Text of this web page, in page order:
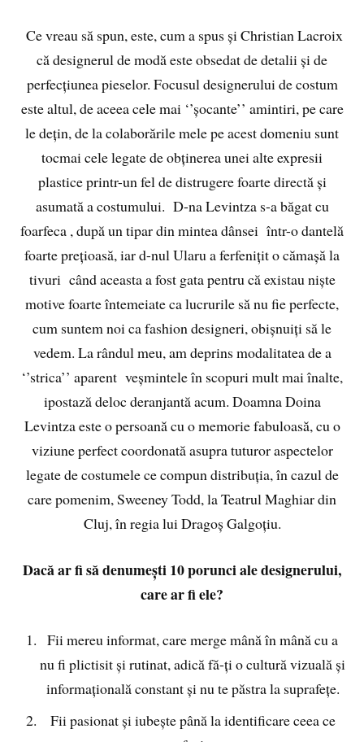
Ce vreau să spun, este, cum a spus și Christian Lacroix
că designerul de modă este obsedat de detalii și de
perfecțiunea pieselor. Focusul designerului de costum
este altul, de aceea cele mai ‘’șocante’’ amintiri, pe care
le dețin, de la colaborările mele pe acest domeniu sunt
tocmai cele legate de obținerea unei alte expresii
plastice printr-un fel de distrugere foarte directă și
asumată a costumului. D-na Levintza s-a băgat cu
foarfeca , după un tipar din mintea dânsei într-o dantelă
foarte prețioasă, iar d-nul Ularu a ferfenițit o cămașă la
tivuri când aceasta a fost gata pentru că existau niște
motive foarte întemeiate ca lucrurile să nu fie perfecte,
cum suntem noi ca fashion designeri, obișnuiți să le
vedem. La rândul meu, am deprins modalitatea de a
‘’strica’’ aparent veșmintele în scopuri mult mai înalte,
ipostază deloc deranjantă acum. Doamna Doina
Levintza este o persoană cu o memorie fabuloasă, cu o
viziune perfect coordonată asupra tuturor aspectelor
legate de costumele ce compun distribuția, în cazul de
care pomenim, Sweeney Todd, la Teatrul Maghiar din
Cluj, în regia lui Dragoș Galgoțiu.
Dacă ar fi să denumești 10 porunci ale designerului,
care ar fi ele?
Fii mereu informat, care merge mână în mână cu a
nu fi plictisit și rutinat, adică fă-ți o cultură vizuală și
informațională constant și nu te păstra la suprafețe.
Fii pasionat și iubește până la identificare ceea ce